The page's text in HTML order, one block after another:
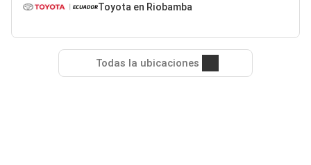
Toyota en Riobamba
Todas la ubicaciones